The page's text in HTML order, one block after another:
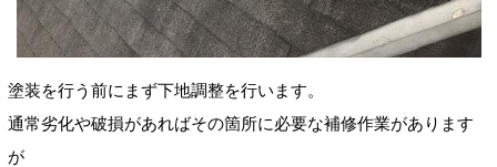
塗装を行う前にまず下地調整を行います。
通常劣化や破損があればその箇所に必要な補修作業があります
が